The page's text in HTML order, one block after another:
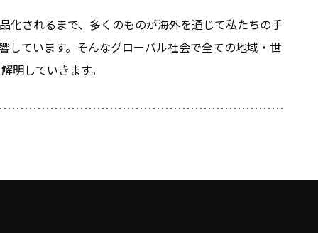
化されるまで、多くのものが海外を通じて私たちの手
しています。そんなグローバル社会で全ての地域・世
明していきます。